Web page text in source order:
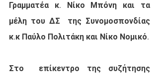
Γραμματέα κ. Νίκο Μπόνη και τα
μέλη του ΔΣ  της Συνομοσπονδίας
κ.κ Παύλο Πολιτάκη και Νίκο Νομικό.
Στο  επίκεντρο της συζήτησης